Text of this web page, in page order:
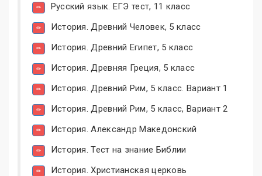
Русский язык. ЕГЭ тест, 11 класс
История. Древний Человек, 5 класс
История. Древний Египет, 5 класс
История. Древняя Греция, 5 класс
История. Древний Рим, 5 класс. Вариант 1
История. Древний Рим, 5 класс, Вариант 2
История. Александр Македонский
История. Тест на знание Библии
История. Христианская церковь